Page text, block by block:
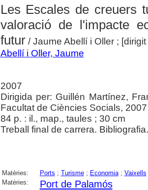
Les Escales de creuers
valoració de l'impacte
futur/ Jaume Abellí i Oller ;
Abellí i Oller, Jaume
2007
Dirigida per: Guillén Martínez,
Facultat de Ciències Socials, 2007
84 p. : il., map., taules ; 30 cm
Treball final de carrera. Bibliografia.
Matèries: Ports ; Turisme; Economia; Vaixells
Matèries:
Port de Palamós